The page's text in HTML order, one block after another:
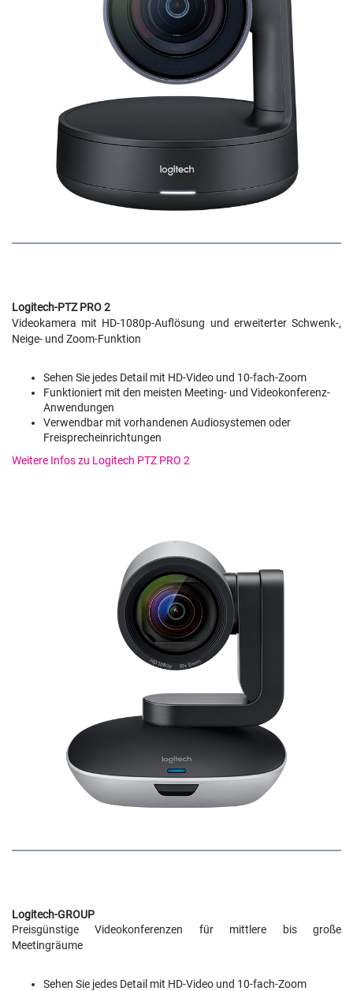
Logitech-PTZ PRO 2
Videokamera mit HD-1080p-Auflösung und erweiterter Schwenk-,
Neige- und Zoom-Funktion
Sehen Sie jedes Detail mit HD-Video und 10-fach-Zoom
Funktioniert mit den meisten Meeting- und Videokonferenz-
Anwendungen
Verwendbar mit vorhandenen Audiosystemen oder
Freisprecheinrichtungen
Weitere Infos zu Logitech PTZ PRO 2
Logitech-GROUP
Preisgünstige Videokonferenzen für mittlere bis große
Meetingräume
Sehen Sie jedes Detail mit HD-Video und 10-fach-Zoom